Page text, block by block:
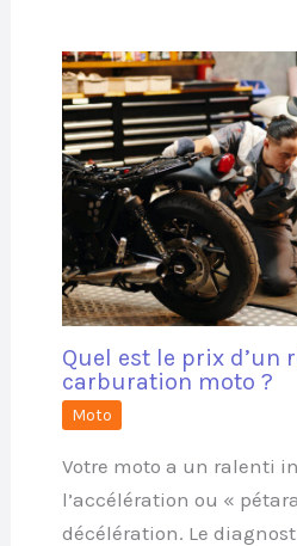
Quel est le prix d’un
carburation moto ?
Moto
Votre moto a un ralenti
l’accélération ou «
décélération. Le